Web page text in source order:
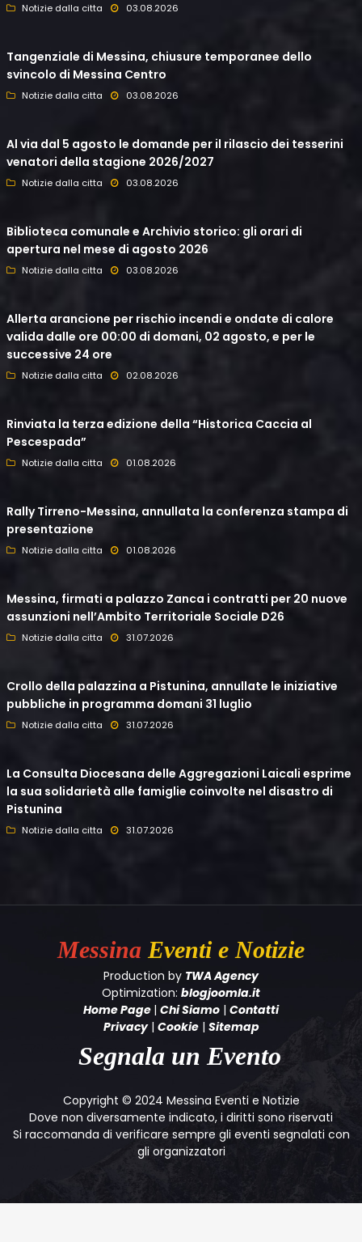
Notizie dalla citta 03.08.2026
Tangenziale di Messina, chiusure temporanee dello
svincolo di Messina Centro
Notizie dalla citta 03.08.2026
Al via dal 5 agosto le domande per il rilascio dei tesserini
venatori della stagione 2026/2027
Notizie dalla citta 03.08.2026
Biblioteca comunale e Archivio storico: gli orari di
apertura nel mese di agosto 2026
Notizie dalla citta 03.08.2026
Allerta arancione per rischio incendi e ondate di calore
valida dalle ore 00:00 di domani, 02 agosto, e per le
successive 24 ore
Notizie dalla citta 02.08.2026
Rinviata la terza edizione della “Historica Caccia al
Pescespada”
Notizie dalla citta 01.08.2026
Rally Tirreno-Messina, annullata la conferenza stampa di
presentazione
Notizie dalla citta 01.08.2026
Messina, firmati a palazzo Zanca i contratti per 20 nuove
assunzioni nell’Ambito Territoriale Sociale D26
Notizie dalla citta 31.07.2026
Crollo della palazzina a Pistunina, annullate le iniziative
pubbliche in programma domani 31 luglio
Notizie dalla citta 31.07.2026
La Consulta Diocesana delle Aggregazioni Laicali esprime
la sua solidarietà alle famiglie coinvolte nel disastro di
Pistunina
Notizie dalla citta 31.07.2026
Messina Eventi e Notizie
Production by TWA Agency
Optimization: blogjoomla.it
Home Page | Chi Siamo | Contatti
Privacy| Cookie| Sitemap
Segnala un Evento
Copyright © 2024 Messina Eventi e Notizie
Dove non diversamente indicato, i diritti sono riservati
Si raccomanda di verificare sempre gli eventi segnalati con
gli organizzatori